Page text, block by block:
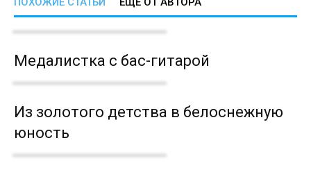
Медалистка с бас-гитарой
Из золотого детства в белоснежную
юность